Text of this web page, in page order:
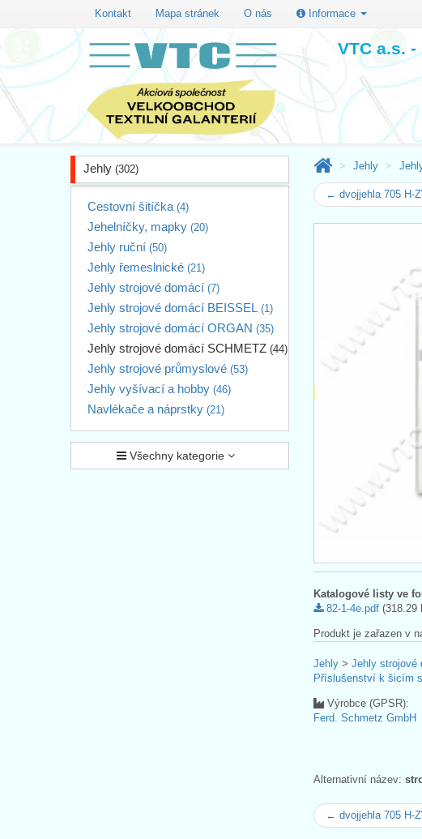
Kontakt Mapa stránek O nás Informace
VTC a.s.
Jehly (302)
Cestovní šitíčka (4)
Jehelníčky, mapky (20)
Jehly ruční (50)
Jehly řemeslnické (21)
Jehly strojové domácí (7)
Jehly strojové domácí BEISSEL (1)
Jehly strojové domácí ORGAN (35)
Jehly strojové domácí SCHMETZ (44)
Jehly strojové průmyslové (53)
Jehly vyšívací a hobby (46)
Navlékače a náprstky (21)
Všechny kategorie
Jehly
← dvojjehla 705 H-
Katalogové listy ve
82-1-4e.pdf (318.29
Produkt je zařazen v
Jehly > Jehly strojové
Příslušenství k šicím
Výrobce (GPSR):
Ferd. Schmetz GmbH
Alternativní název:
← dvojjehla 705 H-